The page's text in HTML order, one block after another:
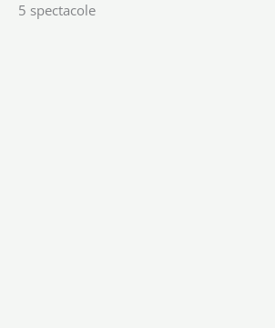
5 spectacole